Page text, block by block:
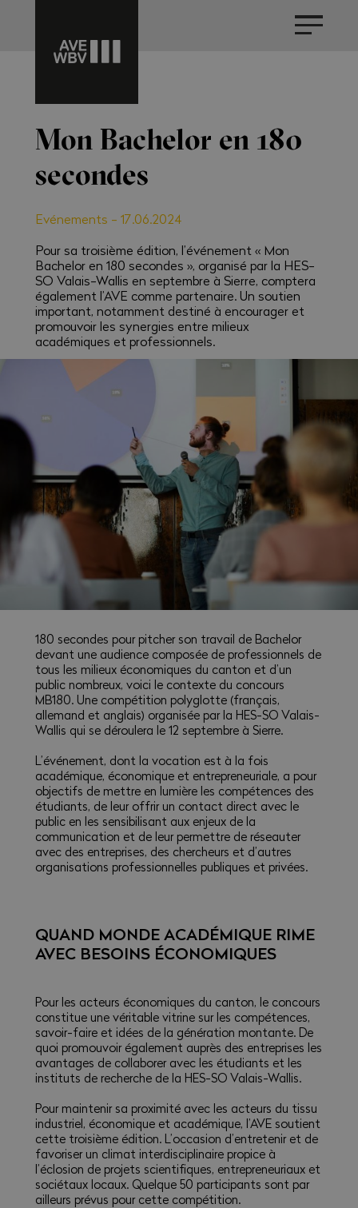
Mon Bachelor en 180
secondes
Evénements - 17.06.2024
Pour sa troisième édition, l’événement « Mon
Bachelor en 180 secondes », organisé par la HES-
SO Valais-Wallis en septembre à Sierre, comptera
également l’AVE comme partenaire. Un soutien
important, notamment destiné à encourager et
promouvoir les synergies entre milieux
académiques et professionnels.
180 secondes pour pitcher son travail de Bachelor
devant une audience composée de professionnels de
tous les milieux économiques du canton et d’un
public nombreux, voici le contexte du concours
MB180. Une compétition polyglotte (français,
allemand et anglais) organisée par la HES-SO Valais-
Wallis qui se déroulera le 12 septembre à Sierre.
L’événement, dont la vocation est à la fois
académique, économique et entrepreneuriale, a pour
objectifs de mettre en lumière les compétences des
étudiants, de leur offrir un contact direct avec le
public en les sensibilisant aux enjeux de la
communication et de leur permettre de réseauter
avec des entreprises, des chercheurs et d’autres
organisations professionnelles publiques et privées.
QUAND MONDE ACADÉMIQUE RIME
AVEC BESOINS ÉCONOMIQUES
Pour les acteurs économiques du canton, le concours
constitue une véritable vitrine sur les compétences,
savoir-faire et idées de la génération montante. De
quoi promouvoir également auprès des entreprises les
avantages de collaborer avec les étudiants et les
instituts de recherche de la HES-SO Valais-Wallis.
Pour maintenir sa proximité avec les acteurs du tissu
industriel, économique et académique, l’AVE soutient
cette troisième édition. L’occasion d’entretenir et de
favoriser un climat interdisciplinaire propice à
l’éclosion de projets scientifiques, entrepreneuriaux et
sociétaux locaux. Quelque 50 participants sont par
ailleurs prévus pour cette compétition.